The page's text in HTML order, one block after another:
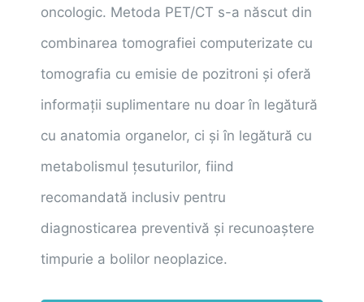
oncologic. Metoda PET/CT s-a născut din
combinarea tomografiei computerizate cu
tomografia cu emisie de pozitroni și oferă
informații suplimentare nu doar în legătură
cu anatomia organelor, ci și în legătură cu
metabolismul țesuturilor, fiind
recomandată inclusiv pentru
diagnosticarea preventivă și recunoaștere
timpurie a bolilor neoplazice.